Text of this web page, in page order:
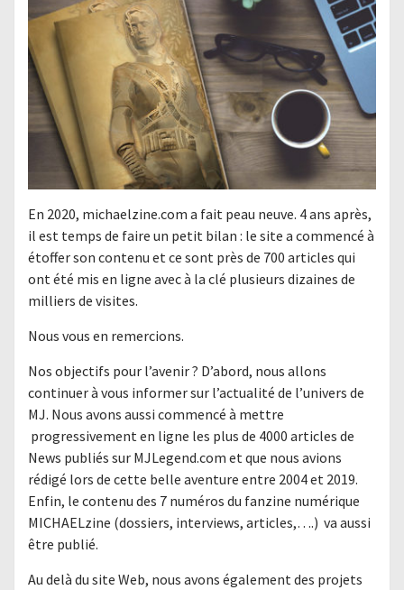
En 2020, michaelzine.com a fait peau neuve. 4 ans après,
il est temps de faire un petit bilan : le site a commencé à
étoffer son contenu et ce sont près de 700 articles qui
ont été mis en ligne avec à la clé plusieurs dizaines de
milliers de visites.
Nous vous en remercions.
Nos objectifs pour l’avenir ? D’abord, nous allons
continuer à vous informer sur l’actualité de l’univers de
MJ. Nous avons aussi commencé à mettre
progressivement en ligne les plus de 4000 articles de
News publiés sur MJLegend.com et que nous avions
rédigé lors de cette belle aventure entre 2004 et 2019.
Enfin, le contenu des 7 numéros du fanzine numérique
MICHAELzine (dossiers, interviews, articles,….) va aussi
être publié.
Au delà du site Web, nous avons également des projets